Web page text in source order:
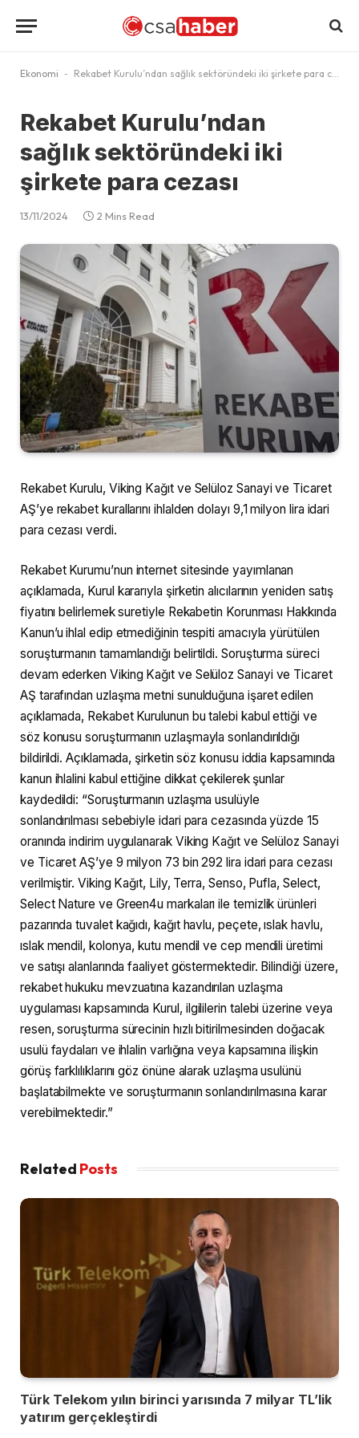
Ekonomi - Rekabet Kurulu’ndan sağlık sektöründeki iki şirkete para cezası
Rekabet Kurulu’ndan
sağlık sektöründeki iki
şirkete para cezası
13/11/2024 2 Mins Read
Rekabet Kurulu, Viking Kağıt ve Selüloz Sanayi ve Ticaret
AŞ’ye rekabet kurallarını ihlalden dolayı 9,1 milyon lira idari
para cezası verdi.
Rekabet Kurumu’nun internet sitesinde yayımlanan
açıklamada, Kurul kararıyla şirketin alıcılarının yeniden satış
fiyatını belirlemek suretiyle Rekabetin Korunması Hakkında
Kanun’u ihlal edip etmediğinin tespiti amacıyla yürütülen
soruşturmanın tamamlandığı belirtildi. Soruşturma süreci
devam ederken Viking Kağıt ve Selüloz Sanayi ve Ticaret
AŞ tarafından uzlaşma metni sunulduğuna işaret edilen
açıklamada, Rekabet Kurulunun bu talebi kabul ettiği ve
söz konusu soruşturmanın uzlaşmayla sonlandırıldığı
bildirildi. Açıklamada, şirketin söz konusu iddia kapsamında
kanun ihlalini kabul ettiğine dikkat çekilerek şunlar
kaydedildi: “Soruşturmanın uzlaşma usulüyle
sonlandırılması sebebiyle idari para cezasında yüzde 15
oranında indirim uygulanarak Viking Kağıt ve Selüloz Sanayi
ve Ticaret AŞ’ye 9 milyon 73 bin 292 lira idari para cezası
verilmiştir. Viking Kağıt, Lily, Terra, Senso, Pufla, Select,
Select Nature ve Green4u markaları ile temizlik ürünleri
pazarında tuvalet kağıdı, kağıt havlu, peçete, ıslak havlu,
ıslak mendil, kolonya, kutu mendil ve cep mendili üretimi
ve satışı alanlarında faaliyet göstermektedir. Bilindiği üzere,
rekabet hukuku mevzuatına kazandırılan uzlaşma
uygulaması kapsamında Kurul, ilgililerin talebi üzerine veya
resen, soruşturma sürecinin hızlı bitirilmesinden doğacak
usulü faydaları ve ihlalin varlığına veya kapsamına ilişkin
görüş farklılıklarını göz önüne alarak uzlaşma usulünü
başlatabilmekte ve soruşturmanın sonlandırılmasına karar
verebilmektedir.”
Related Posts
Türk Telekom yılın birinci yarısında 7 milyar TL’lik
yatırım gerçekleştirdi